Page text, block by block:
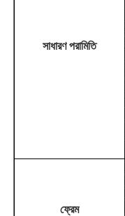
সাধারণ পরামিতি
ফ্রেম